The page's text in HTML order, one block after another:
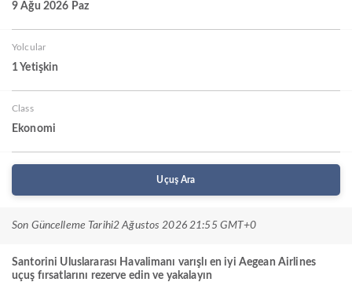
9 Ağu 2026 Paz
Yolcular
1 Yetişkin
Class
Ekonomi
Uçuş Ara
Son Güncelleme Tarihi2 Ağustos 2026 21:55 GMT+0
Santorini Uluslararası Havalimanı varışlı en iyi Aegean Airlines
uçuş fırsatlarını rezerve edin ve yakalayın